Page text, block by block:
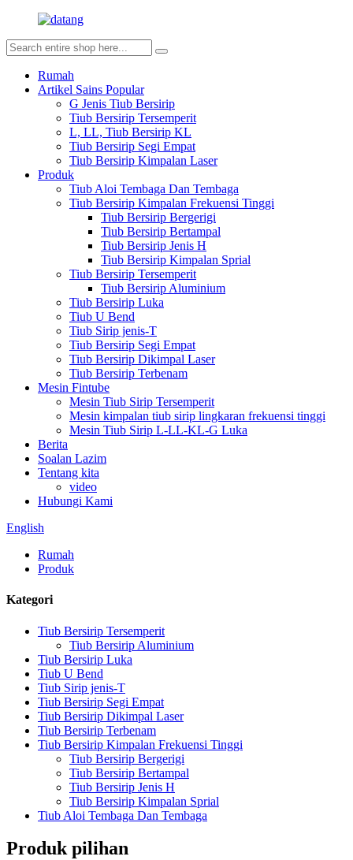
Rumah
Artikel Sains Popular
G Jenis Tiub Bersirip
Tiub Bersirip Tersemperit
L, LL, Tiub Bersirip KL
Tiub Bersirip Segi Empat
Tiub Bersirip Kimpalan Laser
Produk
Tiub Aloi Tembaga Dan Tembaga
Tiub Bersirip Kimpalan Frekuensi Tinggi
Tiub Bersirip Bergerigi
Tiub Bersirip Bertampal
Tiub Bersirip Jenis H
Tiub Bersirip Kimpalan Sprial
Tiub Bersirip Tersemperit
Tiub Bersirip Aluminium
Tiub Bersirip Luka
Tiub U Bend
Tiub Sirip jenis-T
Tiub Bersirip Segi Empat
Tiub Bersirip Dikimpal Laser
Tiub Bersirip Terbenam
Mesin Fintube
Mesin Tiub Sirip Tersemperit
Mesin kimpalan tiub sirip lingkaran frekuensi tinggi
Mesin Tiub Sirip L-LL-KL-G Luka
Berita
Soalan Lazim
Tentang kita
video
Hubungi Kami
English
Rumah
Produk
Kategori
Tiub Bersirip Tersemperit
Tiub Bersirip Aluminium
Tiub Bersirip Luka
Tiub U Bend
Tiub Sirip jenis-T
Tiub Bersirip Segi Empat
Tiub Bersirip Dikimpal Laser
Tiub Bersirip Terbenam
Tiub Bersirip Kimpalan Frekuensi Tinggi
Tiub Bersirip Bergerigi
Tiub Bersirip Bertampal
Tiub Bersirip Jenis H
Tiub Bersirip Kimpalan Sprial
Tiub Aloi Tembaga Dan Tembaga
Produk pilihan